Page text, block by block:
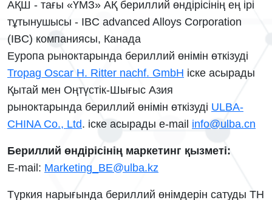
АҚШ - тағы «ҮМЗ» АҚ бериллий өндірісінің ең ірі
тұтынушысы - IBC advanced Alloys Corporation
(IBC) компаниясы, Канада
Еуропа рыноктарында бериллий өнімін өткізуді
Tropag Oscar H. Ritter nachf. GmbH iске асырады
Қытай мен Оңтүстік-Шығыс Азия
рыноктарында бериллий өнімін өткізуді ULBA-
CHINA Co., Ltd. іске асырады e-mail info@ulba.cn
Бериллий өндірісінің маркетинг қызметі:
E-mail: Marketing_BE@ulba.kz
Түркия нарығында бериллий өнімдерін сатуды TH